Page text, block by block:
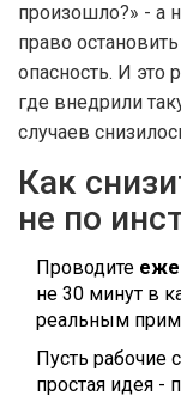
произошло?» - а
право
опасность. И это
где внедрили
случаев
Как
не по
Проводите
не 30 минут в
реальным
Пусть рабочие
простая идея -